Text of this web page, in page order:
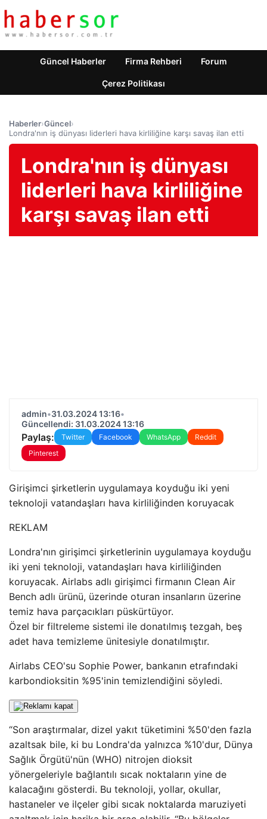
Güncel Haberler Firma Rehberi Forum
Çerez Politikası
Haberler›Güncel›
Londra'nın iş dünyası liderleri hava kirliliğine karşı savaş ilan etti
Londra'nın iş dünyası
liderleri hava kirliliğine
karşı savaş ilan etti
admin•31.03.2024 13:16•
Güncellendi: 31.03.2024 13:16
Paylaş: Twitter Facebook WhatsApp
Reddit
Pinterest
Girişimci şirketlerin uygulamaya koyduğu iki yeni
teknoloji vatandaşları hava kirliliğinden koruyacak
REKLAM
Londra'nın girişimci şirketlerinin uygulamaya koyduğu
iki yeni teknoloji, vatandaşları hava kirliliğinden
koruyacak. Airlabs adlı girişimci firmanın Clean Air
Bench adlı ürünü, üzerinde oturan insanların üzerine
temiz hava parçacıkları püskürtüyor.
Özel bir filtreleme sistemi ile donatılmış tezgah, beş
adet hava temizleme ünitesiyle donatılmıştır.
Airlabs CEO'su Sophie Power, bankanın etrafındaki
karbondioksitin %95'inin temizlendiğini söyledi.
“Son araştırmalar, dizel yakıt tüketimini %50'den fazla
azaltsak bile, ki bu Londra'da yalnızca %10'dur, Dünya
Sağlık Örgütü'nün (WHO) nitrojen dioksit
yönergeleriyle bağlantılı sıcak noktaların yine de
kalacağını gösterdi. Bu teknoloji, yollar, okullar,
hastaneler ve ilçeler gibi sıcak noktalarda maruziyeti